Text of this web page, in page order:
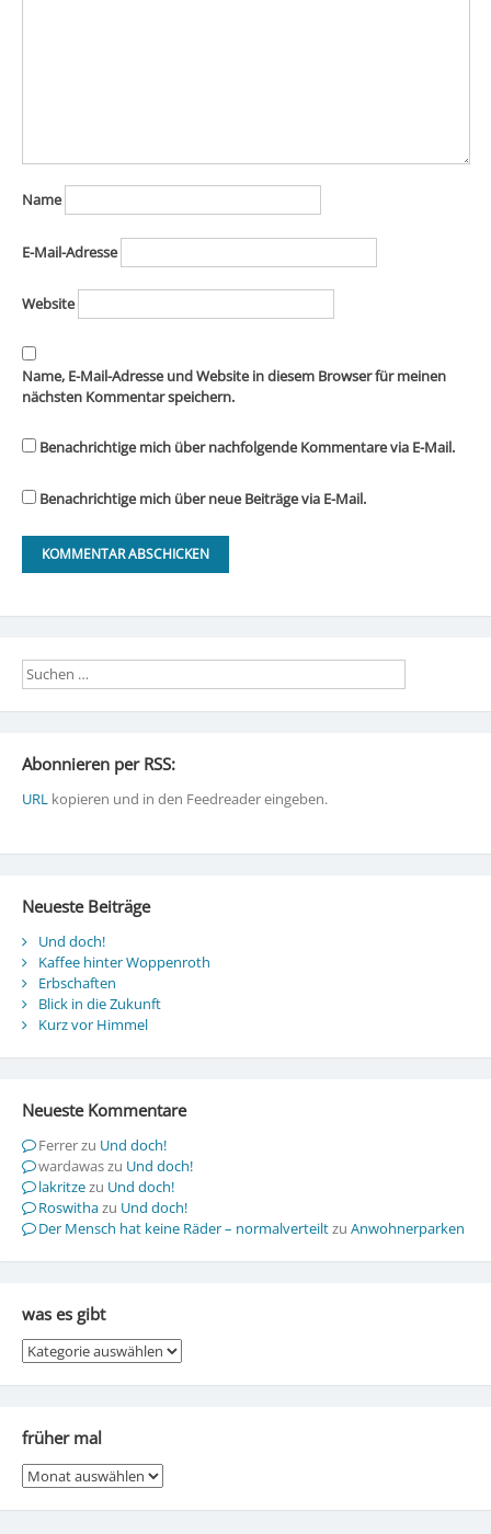
Name
E-Mail-Adresse
Website
Name, E-Mail-Adresse und Website in diesem Browser für meinen
nächsten Kommentar speichern.
Benachrichtige mich über nachfolgende Kommentare via E-Mail.
Benachrichtige mich über neue Beiträge via E-Mail.
Abonnieren per RSS:
URLkopieren und in den Feedreader eingeben.
Neueste Beiträge
Und doch!
Kaffee hinter Woppenroth
Erbschaften
Blick in die Zukunft
Kurz vor Himmel
Neueste Kommentare
Ferrerzu Und doch!
wardawaszu Und doch!
lakritzezu Und doch!
Roswithazu Und doch!
Der Mensch hat keine Räder – normalverteiltzu Anwohnerparken
was es gibt
was
es
gibt
früher mal
früher
mal